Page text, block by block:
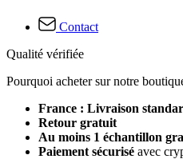
Contact
Qualité vérifiée
Pourquoi acheter sur notre
France : Livraison
Retour gratuit
Au moins 1 échantillon
Paiement sécurisé avec